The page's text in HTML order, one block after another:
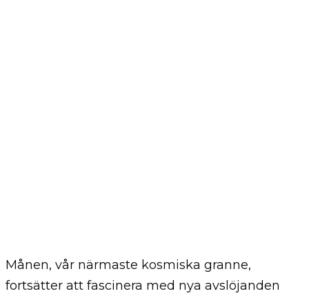
Månen, vår närmaste kosmiska granne,
fortsätter att fascinera med nya avslöjanden